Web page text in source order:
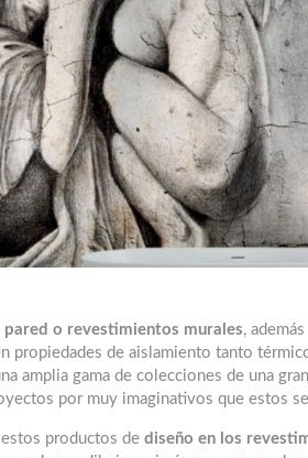
o revestimientos murales,
propiedades de aislamiento tanto
amplia gama de colecciones de una
por muy imaginativos que estos
productos dediseño en los